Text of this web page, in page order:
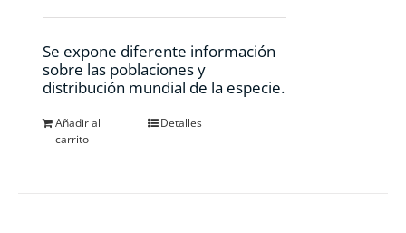
Se expone diferente información
sobre las poblaciones y
distribución mundial de la especie.
Añadir al
carrito
Detalles